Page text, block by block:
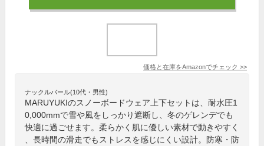
価格と在庫をAmazonでチェック >>
ナックルバール(10代・男性)
MARUYUKIのスノーボードウェア上下セットは、耐水圧1
0,000mmで雪や風をしっかり遮断し、冬のゲレンデでも
快適に過ごせます。柔らかく肌に優しい素材で動きやすく
、長時間の滑走でもストレスを感じにくい設計。防寒・防